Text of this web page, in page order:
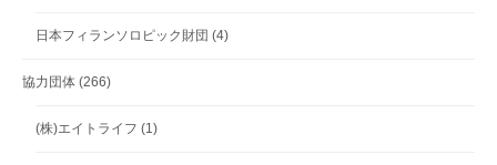
日本フィランソロピック財団 (4)
協力団体 (266)
(株)エイトライフ (1)